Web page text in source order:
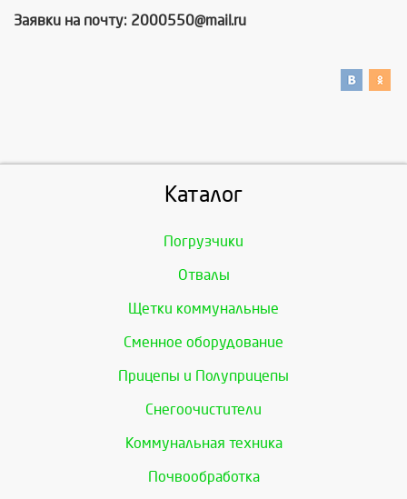
Заявки на почту: 2000550@mail.ru
Каталог
Погрузчики
Отвалы
Щетки коммунальные
Сменное оборудование
Прицепы и Полуприцепы
Снегоочистители
Коммунальная техника
Почвообработка